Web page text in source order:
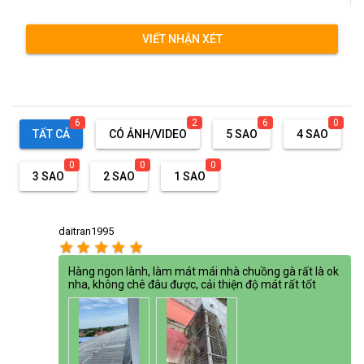
VIẾT NHẬN XÉT
TẤT CẢ
6
CÓ ẢNH/VIDEO
2
5 SAO
6
4 SAO
0
3 SAO
0
2 SAO
0
1 SAO
0
daitran1995
star star star star star
Hàng ngon lành, làm mát mái nhà chuồng gà rất là ok
nha, không chê đâu được, cải thiện độ mát rất tốt